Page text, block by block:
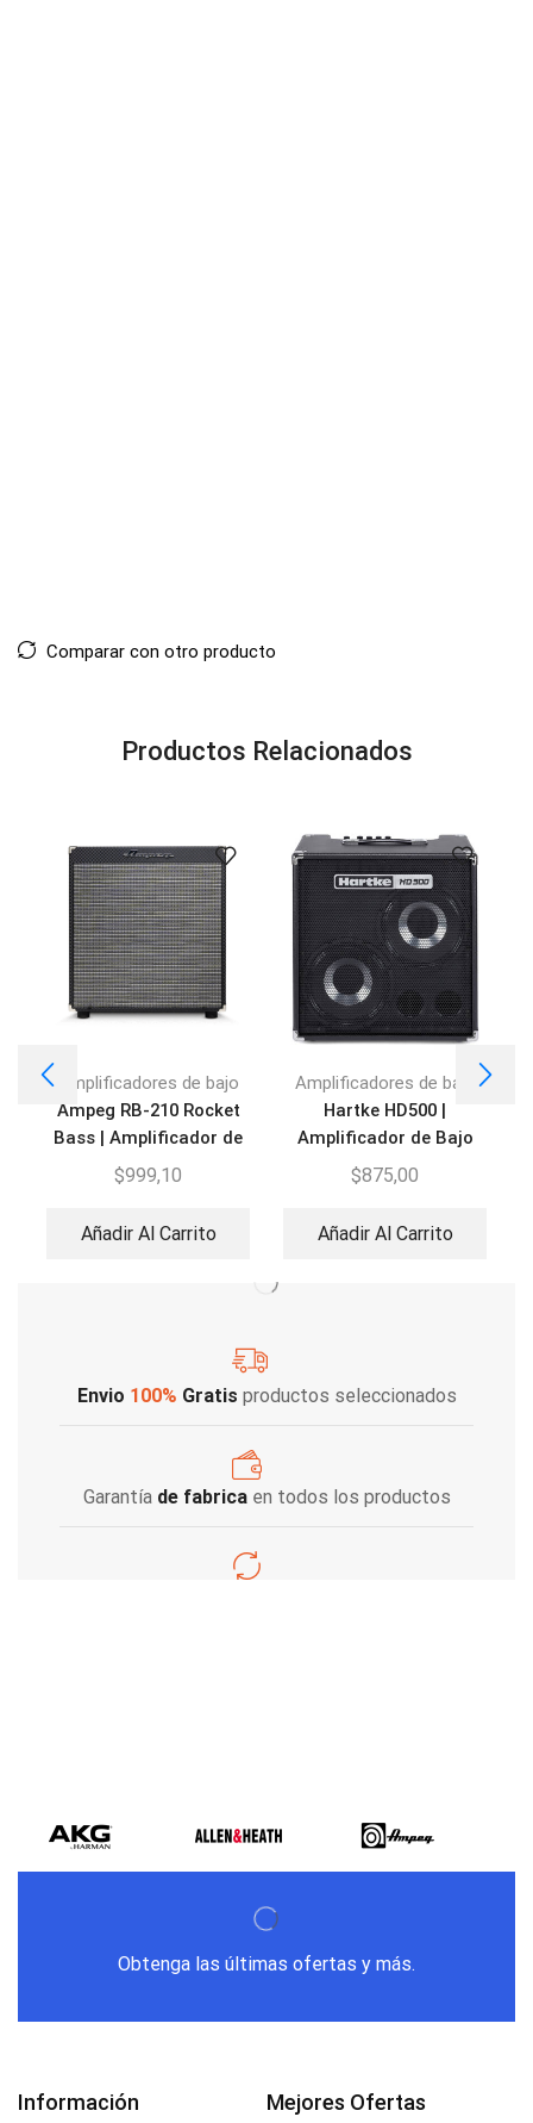
Comparar con otro producto
Productos Relacionados
Amplificadores de bajo
Ampeg RB-210 Rocket
Bass | Amplificador de
Bajo
$999,10
Añadir Al Carrito
Amplificadores de bajo
Hartke HD500 |
Amplificador de Bajo
$875,00
Añadir Al Carrito
Envio 100% Gratis productos seleccionados
Garantía de fabricaen todos los productos
Obtenga las últimas ofertas y más.
Información Mejores Ofertas